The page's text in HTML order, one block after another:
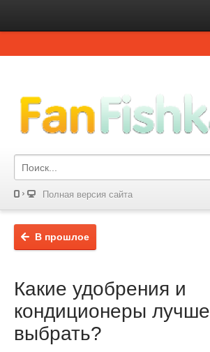
Полная версия сайта
В прошлое
Какие удобрения и
кондиционеры лучше
выбрать?